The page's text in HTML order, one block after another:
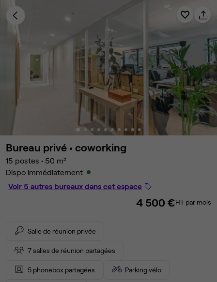
Bureau privé • coworking
15 postes • 50 m²
Dispo immédiatement
Voir 5 autres bureaux dans cet espace
4 500 €HT par mois
Salle de réunion privée
7 salles de réunion partagées
5 phonebox partagées Parking vélo